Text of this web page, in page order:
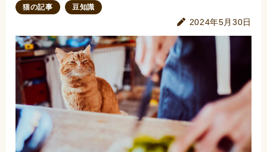
寄付活動
猫の記事 豆知識
2024年5月30日